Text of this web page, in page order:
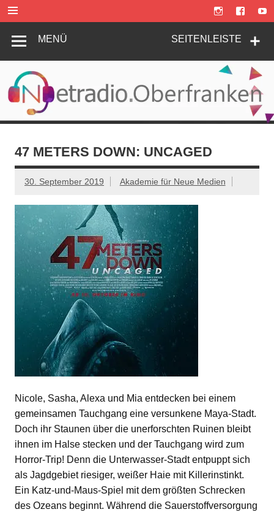
Inhalt
springen
SEITENLEISTE
MENÜ
47 METERS DOWN: UNCAGED
30. September 2019 Akademie für Neue Medien
Nicole, Sasha, Alexa und Mia entdecken bei einem
gemeinsamen Tauchgang eine versunkene Maya-Stadt.
Doch ihr Staunen über die unerforschten Ruinen bleibt
ihnen im Halse stecken und der Tauchgang wird zum
Horror-Trip! Denn die Unterwasser-Stadt entpuppt sich
als Jagdgebiet riesiger, weißer Haie mit Killerinstinkt.
Ein Katz-und-Maus-Spiel mit dem größten Schrecken
des Ozeans beginnt. Während die Sauerstoffversorgung